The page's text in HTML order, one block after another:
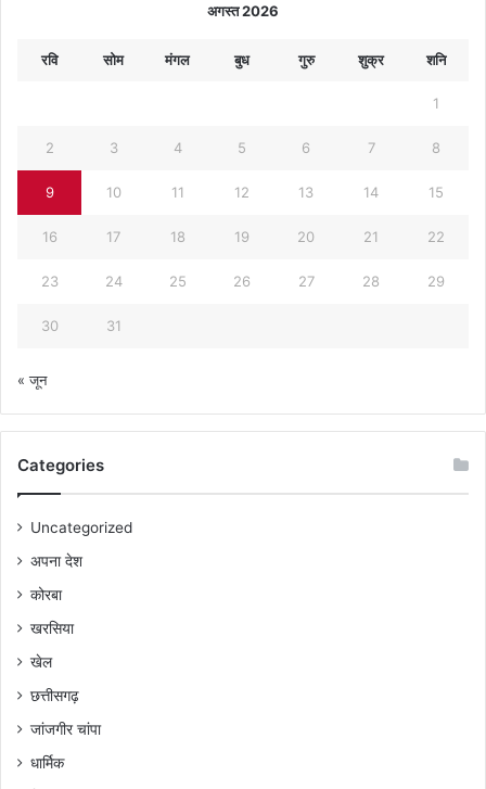
अगस्त 2026
रवि सोम मंगल बुध गुरु शुक्र शनि
1
2 3 4 5 6 7 8
9 10 11 12 13 14 15
16 17 18 19 20 21 22
23 24 25 26 27 28 29
30 31
« जून
Categories
Uncategorized
अपना देश
कोरबा
खरसिया
खेल
छत्तीसगढ़
जांजगीर चांपा
धार्मिक